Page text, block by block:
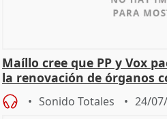
Maíllo cree que PP y Vox
la renovación de órganos
Sonido Totales 24/